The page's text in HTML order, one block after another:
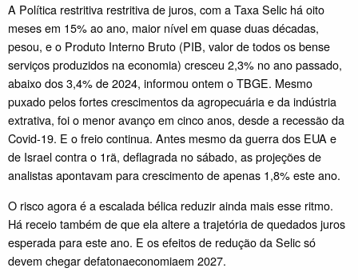
A Política restritiva restritiva de juros, com a Taxa Selic há oito
meses em 15% ao ano, maior nível em quase duas décadas,
pesou, e o Produto Interno Bruto (PIB, valor de todos os bense
serviços produzidos na economia) cresceu 2,3% no ano passado,
abaixo dos 3,4% de 2024, informou ontem o TBGE. Mesmo
puxado pelos fortes crescimentos da agropecuária e da indústria
extrativa, foi o menor avanço em cinco anos, desde a recessão da
Covid-19. E o freio continua. Antes mesmo da guerra dos EUA e
de Israel contra o 1rã, deflagrada no sábado, as projeções de
analistas apontavam para crescimento de apenas 1,8% este ano.
O risco agora é a escalada bélica reduzir ainda mais esse ritmo.
Há receio também de que ela altere a trajetória de quedados juros
esperada para este ano. E os efeitos de redução da Selic só
devem chegar defatonaeconomiaem 2027.